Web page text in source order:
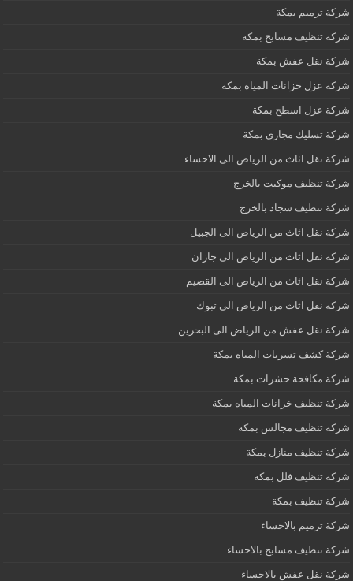
شركة ترميم بمكة
شركة تنظيف مسابح بمكة
شركة نقل عفش بمكة
شركة عزل خزانات المياه بمكة
شركة عزل اسطح بمكة
شركة تسليك مجارى بمكة
شركة نقل اثاث من الرياض الى الاحساء
شركة تنظيف موكيت بالخرج
شركة تنظيف سجاد بالخرج
شركة نقل اثاث من الرياض الى الجبيل
شركة نقل اثاث من الرياض الى جازان
شركة نقل اثاث من الرياض الى القصيم
شركة نقل اثاث من الرياض الى تبوك
شركة نقل عفش من الرياض الى البحرين
شركة كشف تسربات المياه بمكة
شركة مكافحة حشرات بمكة
شركة تنظيف خزانات المياه بمكة
شركة تنظيف مجالس بمكة
شركة تنظيف منازل بمكة
شركة تنظيف فلل بمكة
شركة تنظيف بمكة
شركة ترميم بالاحساء
شركة تنظيف مسابح بالاحساء
شركة نقل عفش بالاحساء